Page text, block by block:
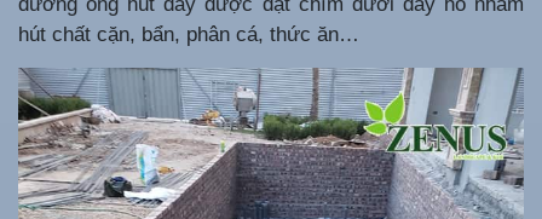
hút chất cặn, bẩn, phân cá, thức ăn…